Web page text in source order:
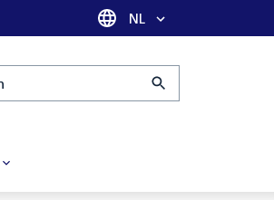
Taal selectie
NL